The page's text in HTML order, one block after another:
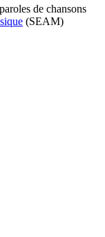
de chansons
(SEAM)